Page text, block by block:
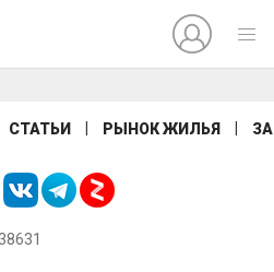
СТАТЬИ РЫНОК ЖИЛЬЯ